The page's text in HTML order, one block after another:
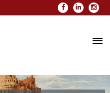
Facebook
LinkedIn